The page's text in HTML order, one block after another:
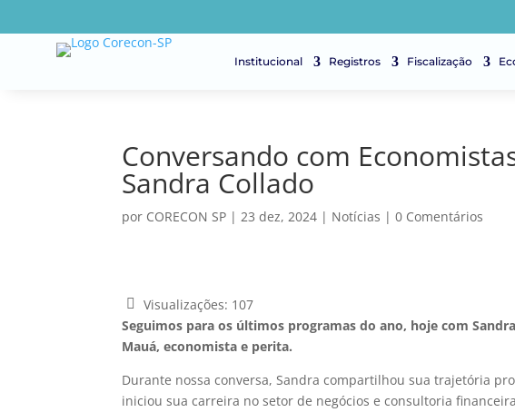
Institucional Registros Fiscalização
Conversando com
Sandra Collado
por CORECON SP |23 dez, 2024 | Notícias |0 Comentários
Visualizações: 107
Seguimos para os últimos programas do ano, hoje com
Mauá, economista e perita.
Durante nossa conversa, Sandra compartilhou sua trajetória
iniciou sua carreira no setor de negócios e consultoria